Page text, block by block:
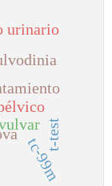
urinario
t-test
tc-99m